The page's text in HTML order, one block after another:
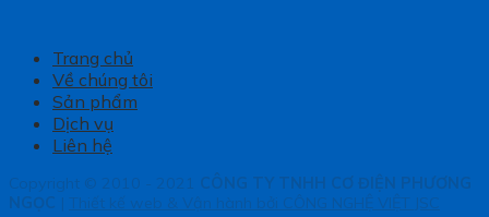
Trang chủ
Về chúng tôi
Sản phẩm
Dịch vụ
Liên hệ
Copyright © 2010 - 2021 CÔNG TY TNHH CƠ ĐIỆN PHƯƠNG
NGỌC | Thiết kế web & Vận hành bởi CÔNG NGHỆ VIỆT JSC